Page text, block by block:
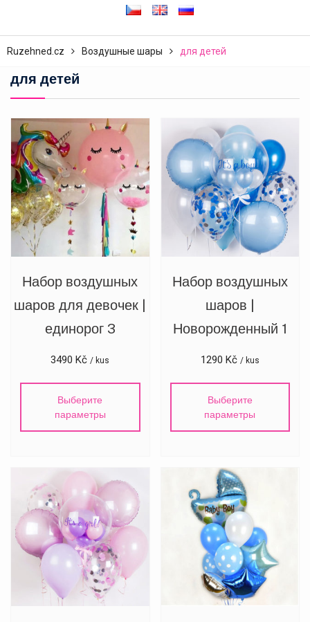
Ruzehned.cz Воздушные шары для детей
для детей
Набор воздушных
шаров для девочек |
единорог 3
3490Kč / kus
Выберите
параметры
Набор воздушных
шаров |
Новорожденный 1
1290 Kč / kus
Выберите
параметры